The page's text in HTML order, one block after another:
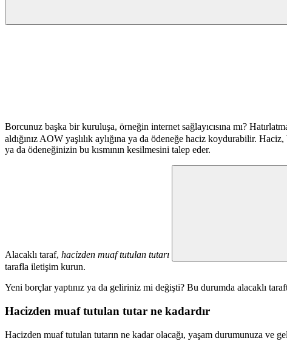
Borcunuz başka bir kuruluşa, örneğin internet sağlayıcısına mı?
aldığınız AOW yaşlılık aylığına ya da ödeneğe haciz koydurabilir.
ya da ödeneğinizin bu kısmının kesilmesini talep eder.
Alacaklı taraf, hacizden muaf tutulan tutarı
tarafla iletişim kurun.
Yeni borçlar yaptınız ya da geliriniz mi değişti? Bu durumda alacaklı
Hacizden muaf tutulan tutar ne kadardır
Hacizden muaf tutulan tutarın ne kadar olacağı, yaşam durumunuza ve